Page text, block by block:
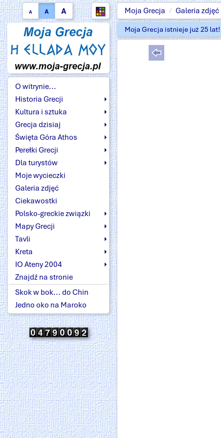
A A A Moja Grecja Galeria zdjęć
O witrynie...
Historia Grecji
Kultura i sztuka
Grecja dzisiaj
Święta Góra Athos
Perełki Grecji
Dla turystów
Moje wycieczki
Galeria zdjęć
Ciekawostki
Polsko-greckie związki
Mapy Grecji
Tavli
Kreta
IO Ateny 2004
Znajdź na stronie
Skok w bok... do Chin
Jedno oko na Maroko
Moja Grecja istnieje już 25